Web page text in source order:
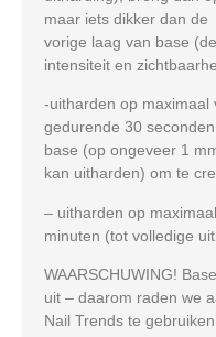
maar iets dikker dan de
vorige laag van base
intensiteit en
-uitharden op maximaal
gedurende 30
base (op ongeveer 1
kan uitharden) om te
– uitharden op
minuten (tot volledige
WAARSCHUWING!
uit – daarom raden we
Nail Trends te gebruiken.